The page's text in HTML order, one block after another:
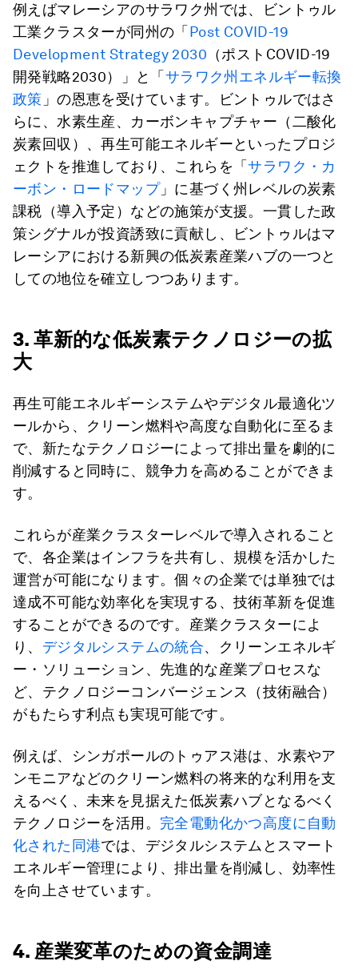
例えばマレーシアのサラワク州では、ビントゥル
工業クラスターが同州の「 Post COVID-19
Development Strategy 2030 （ポストCOVID-19
開発戦略2030）」と「 サラワク州エネルギー転換
政策 」の恩恵を受けています。ビントゥルではさ
らに、水素生産、カーボンキャプチャー（二酸化
炭素回収）、再生可能エネルギーといったプロジ
ェクトを推進しており、これらを「サラワク・カ
ーボン・ロードマップ」に基づく州レベルの炭素
課税（導入予定）などの施策が支援。一貫した政
策シグナルが投資誘致に貢献し、ビントゥルはマ
レーシアにおける新興の低炭素産業ハブの一つと
しての地位を確立しつつあります。
3. 革新的な低炭素テクノロジーの拡
大
再生可能エネルギーシステムやデジタル最適化ツ
ールから、クリーン燃料や高度な自動化に至るま
で、新たなテクノロジーによって排出量を劇的に
削減すると同時に、競争力を高めることができま
す。
これらが産業クラスターレベルで導入されること
で、各企業はインフラを共有し、規模を活かした
運営が可能になります。個々の企業では単独では
達成不可能な効率化を実現する、技術革新を促進
することができるのです。産業クラスターによ
り、 デジタルシステムの統合、クリーンエネルギ
ー・ソリューション、先進的な産業プロセスな
ど、テクノロジーコンバージェンス（技術融合）
がもたらす利点も実現可能です。
例えば、シンガポールのトゥアス港は、水素やア
ンモニアなどのクリーン燃料の将来的な利用を支
えるべく、未来を見据えた低炭素ハブとなるべく
テクノロジーを活用。 完全電動化かつ高度に自動
化された同港では、デジタルシステムとスマート
エネルギー管理により、排出量を削減し、効率性
を向上させています。
4. 産業変革のための資金調達